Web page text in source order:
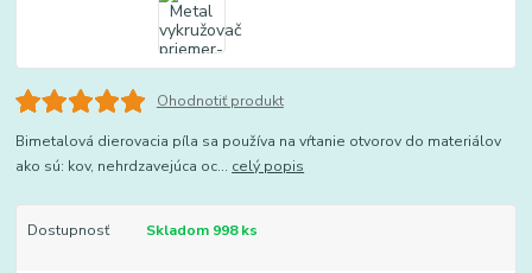
Ohodnotiť produkt
Bimetalová dierovacia píla sa používa na vŕtanie otvorov do materiálov
ako sú: kov, nehrdzavejúca oc... celý popis
Dostupnosť Skladom 998 ks